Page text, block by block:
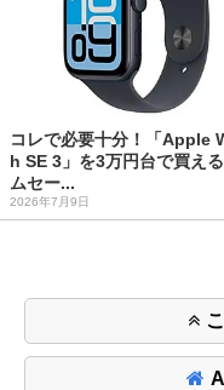
コレで必要十分！「Apple
h SE 3」を3万円台で買え
ムセー...
2026年7月9日